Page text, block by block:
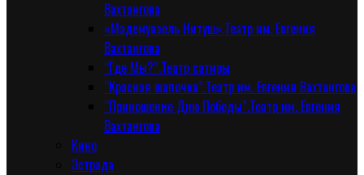
Вахтангова
«Мадемуазель Нитуш».Театр им. Евгения
Вахтангова
“Где Мы?”.Театр сатиры
“Красная шапочка”.Театр им. Евгения Вахтангова
“Приношение Дню Победы”.Театр им. Евгения
Вахтангова
Кино
Эстрада